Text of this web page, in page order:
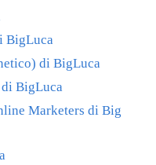
BigLuca
di BigLuca
BigLuca
Marketers di Big